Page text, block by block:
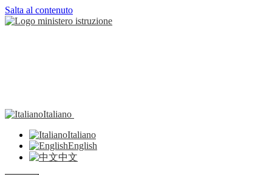
Salta al contenuto
Italiano
Italiano
English
中文